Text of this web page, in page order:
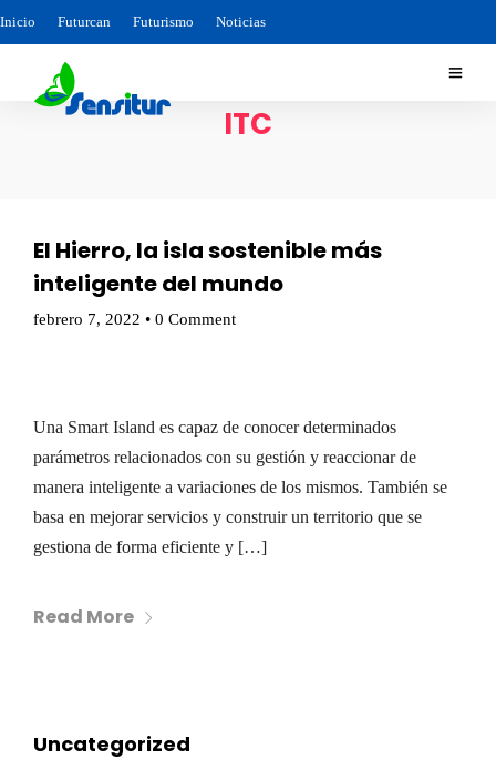
Inicio Futurcan Futurismo Noticias
ITC
El Hierro, la isla sostenible más
inteligente del mundo
febrero 7, 2022 • 0 Comment
Una Smart Island es capaz de conocer determinados
parámetros relacionados con su gestión y reaccionar de
manera inteligente a variaciones de los mismos. También se
basa en mejorar servicios y construir un territorio que se
gestiona de forma eficiente y […]
Read More
Uncategorized